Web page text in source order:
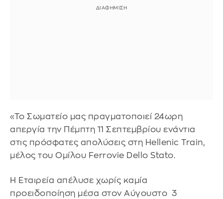
«Το Σωματείο μας πραγματοποιεί 24ωρη
απεργία την Πέμπτη 11 Σεπτεμβρίου ενάντια
στις πρόσφατες απολύσεις στη Hellenic Train,
μέλος του Ομίλου Ferrovie Dello Stato.
Η Εταιρεία απέλυσε χωρίς καμία
προειδοποίηση μέσα στον Αύγουστο 3